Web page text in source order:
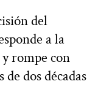
del
a la
rompe con
dos décadas